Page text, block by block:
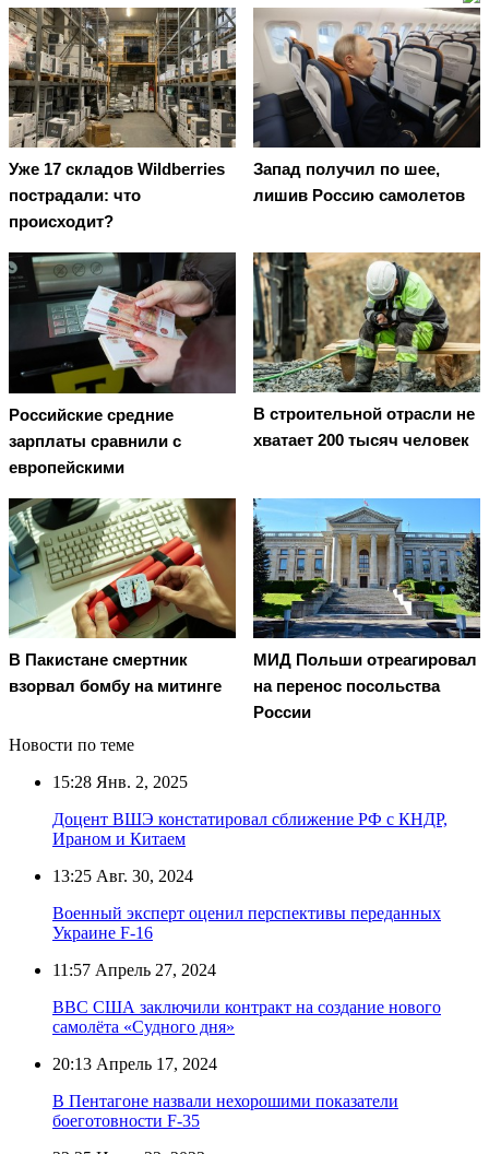
Уже 17 складов Wildberries
пострадали: что
происходит?
Запад получил по шее,
лишив Россию самолетов
Российские средние
зарплаты сравнили с
европейскими
В строительной отрасли не
хватает 200 тысяч человек
В Пакистане смертник
взорвал бомбу на митинге
МИД Польши отреагировал
на перенос посольства
России
Новости по теме
15:28 Янв. 2, 2025
Доцент ВШЭ констатировал сближение РФ с КНДР,
Ираном и Китаем
13:25 Авг. 30, 2024
Военный эксперт оценил перспективы переданных
Украине F-16
11:57 Апрель 27, 2024
ВВС США заключили контракт на создание нового
самолёта «Судного дня»
20:13 Апрель 17, 2024
В Пентагоне назвали нехорошими показатели
боеготовности F-35